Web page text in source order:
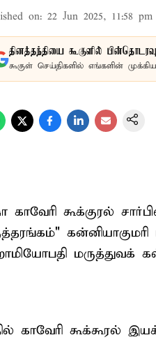
on: 22 Jun 2025, 11:58 pm
தினத்தந்தியை கூகுளில்
கூகுள் செய்திகளில் எங்களின்
காவேரி கூக்குரல்
மருத்துவக்
காவேரி கூக்கூரல்